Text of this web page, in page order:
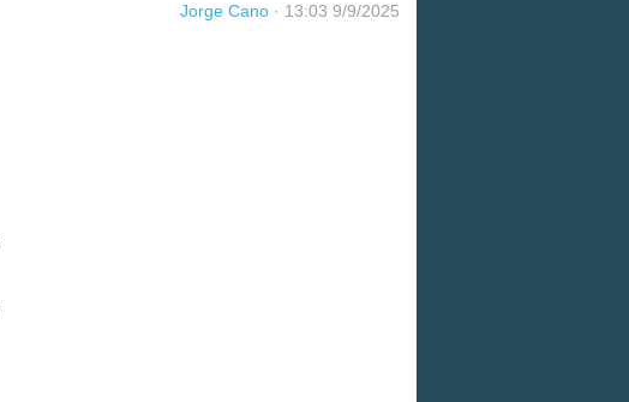
Jorge Cano · 13:03 9/9/2025